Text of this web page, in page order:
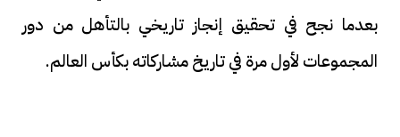
بعدما نجح في تحقيق إنجاز تاريخي بالتأهل من دور
المجموعات لأول مرة في تاريخ مشاركاته بكأس العالم.